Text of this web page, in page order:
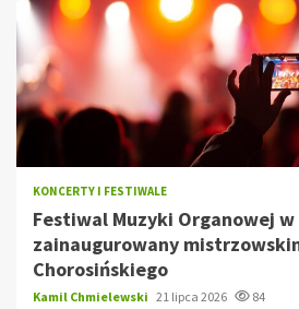
KONCERTY I FESTIWALE
Festiwal Muzyki Organowej
zainaugurowany
Chorosińskiego
Kamil Chmielewski 21 lipca 2026 84